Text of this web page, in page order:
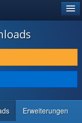
Erweiterungen